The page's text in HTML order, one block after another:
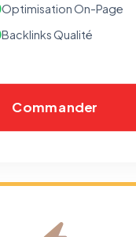
Optimisation On-Page
Backlinks Qualité
Commander